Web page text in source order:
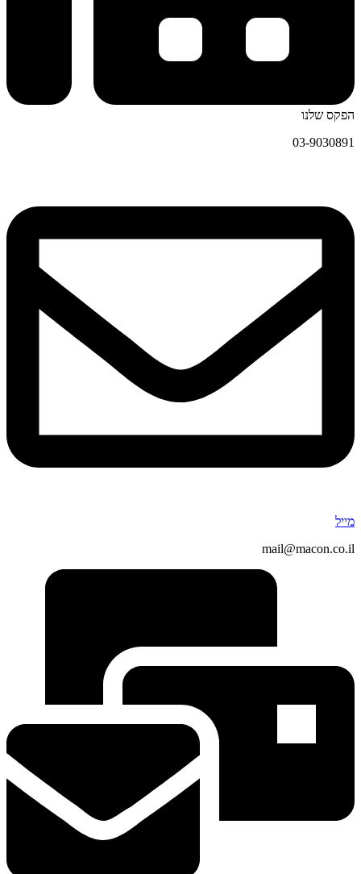
הפקס שלנו
03-9030891
מייל
mail@macon.co.il